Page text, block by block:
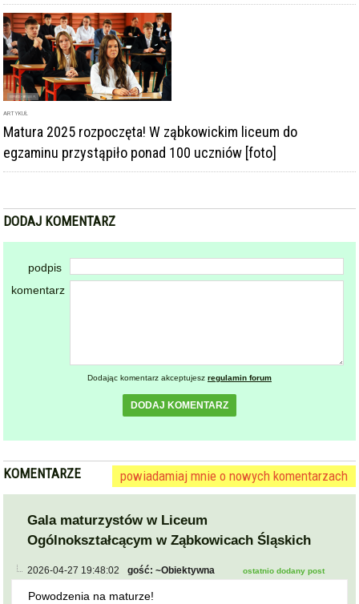
ARTYKUŁ
Matura 2025 rozpoczęta! W ząbkowickim liceum do
egzaminu przystąpiło ponad 100 uczniów [foto]
DODAJ KOMENTARZ
podpis
komentarz
Dodając komentarz akceptujesz regulamin forum
DODAJ KOMENTARZ
KOMENTARZE powiadamiaj mnie o nowych komentarzach
Gala maturzystów w Liceum
Ogólnokształcącym w Ząbkowicach Śląskich
2026-04-27 19:48:02 gość: ~Obiektywna ostatnio dodany post
Powodzenia na maturze!